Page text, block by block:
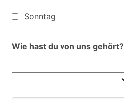
Sonntag
Wie hast du von uns gehört?